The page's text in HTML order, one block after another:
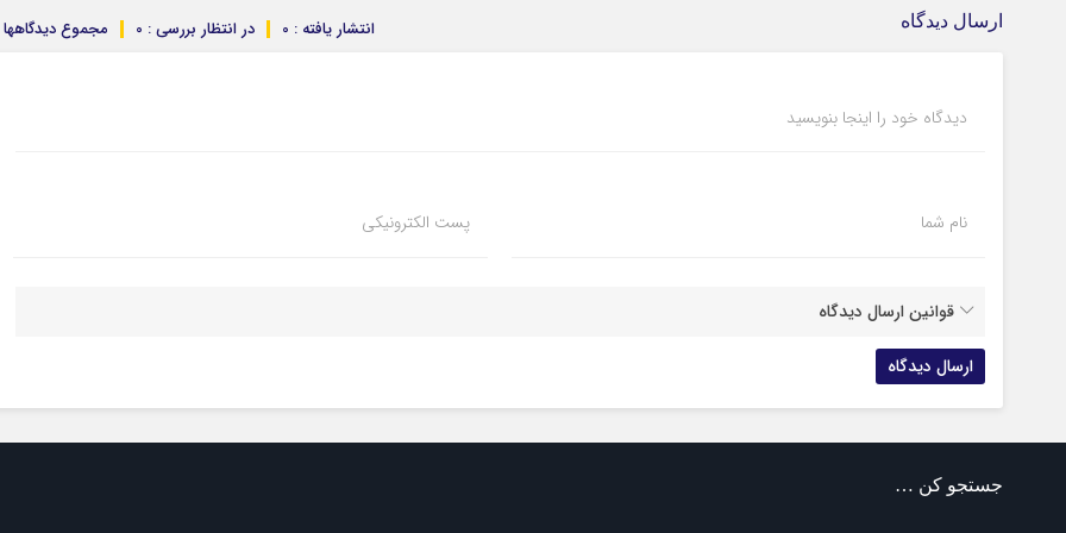
ارسال دیدگاه مجموع دیدگاهها در انتظار بررسی : 0 انتشار یافته : 0
دیدگاه خود را اینجا بنویسید
نام شما پست الکترونیکی
قوانین ارسال دیدگاه
جستجو کن …